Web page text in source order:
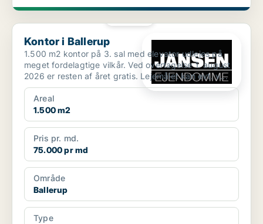
Kontor i Ballerup
Kontor i Ballerup
1.500 m2 kontor på 3. sal med elevator udlejes på
meget fordelagtige vilkår. Ved overtagelse 1. august
2026 er resten af året gratis. Lejemålet kan evt. v...
Areal
1.500 m2
Pris pr. md.
75.000 pr md
Område
Ballerup
Type